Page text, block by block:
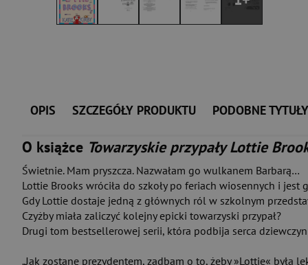
OPIS SZCZEGÓŁY PRODUKTU PODOBNE TYTUŁY
O książce Towarzyskie przypały Lottie
Świetnie. Mam pryszcza. Nazwałam go wulkanem Barbarą…
Lottie Brooks wróciła do szkoły po feriach wiosennych i
Gdy Lottie dostaje jedną z głównych ról w szkolnym
Czyżby miała zaliczyć kolejny epicki towarzyski przypał?
Drugi tom bestsellerowej serii, która podbija serca
„Jak zostanę prezydentem, zadbam o to, żeby »Lottie« była